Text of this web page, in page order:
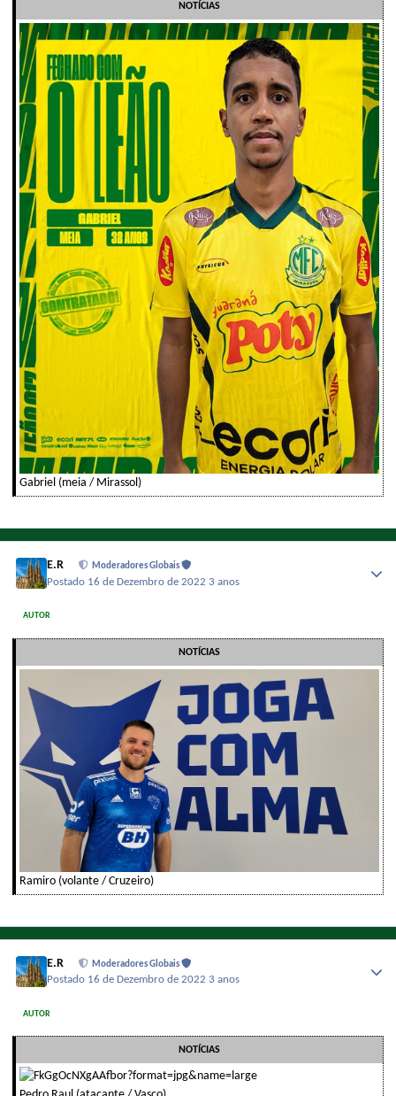
NOTÍCIAS
Gabriel (meia / Mirassol)
E.R Moderadores Globais
Postado 16 de Dezembro de 2022 3 anos
AUTOR
NOTÍCIAS
Ramiro (volante / Cruzeiro)
E.R Moderadores Globais
Postado 16 de Dezembro de 2022 3 anos
AUTOR
NOTÍCIAS